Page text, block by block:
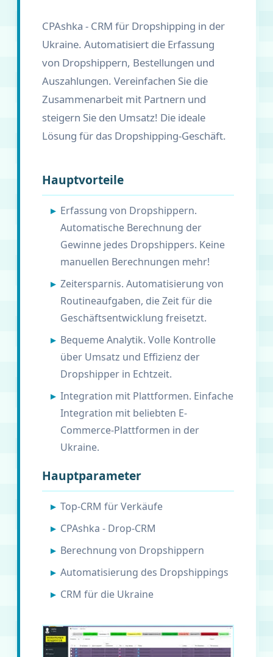
CPAshka - CRM für Dropshipping in der
Ukraine. Automatisiert die Erfassung
von Dropshippern, Bestellungen und
Auszahlungen. Vereinfachen Sie die
Zusammenarbeit mit Partnern und
steigern Sie den Umsatz! Die ideale
Lösung für das Dropshipping-Geschäft.
Hauptvorteile
Erfassung von Dropshippern.
Automatische Berechnung der
Gewinne jedes Dropshippers. Keine
manuellen Berechnungen mehr!
Zeitersparnis. Automatisierung von
Routineaufgaben, die Zeit für die
Geschäftsentwicklung freisetzt.
Bequeme Analytik. Volle Kontrolle
über Umsatz und Effizienz der
Dropshipper in Echtzeit.
Integration mit Plattformen. Einfache
Integration mit beliebten E-
Commerce-Plattformen in der
Ukraine.
Hauptparameter
Top-CRM für Verkäufe
CPAshka - Drop-CRM
Berechnung von Dropshippern
Automatisierung des Dropshippings
CRM für die Ukraine